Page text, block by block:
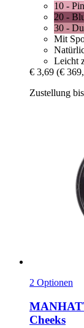
10 -
20 -
30 -
Mit
Leicht
€ 3,69 (€
Zustellung
2 Optionen
Cheeks